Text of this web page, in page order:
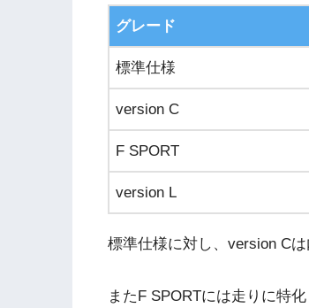
グレード
標準仕様
version C
F SPORT
version L
標準仕様に対し、version C
またF SPORTには走りに特